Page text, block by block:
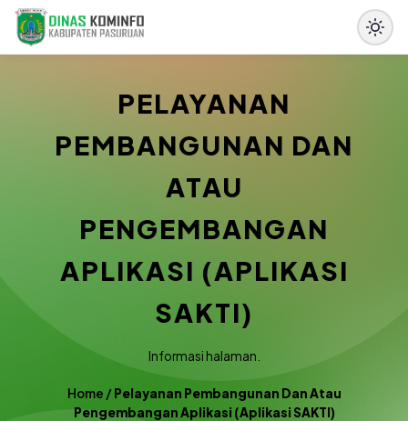
PELAYANAN
PEMBANGUNAN DAN
ATAU
PENGEMBANGAN
APLIKASI (APLIKASI
SAKTI)
Informasi halaman.
Home /Pelayanan Pembangunan Dan Atau
Pengembangan Aplikasi (Aplikasi SAKTI)